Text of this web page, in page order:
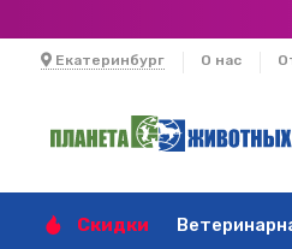
Екатеринбург О нас
Скидки